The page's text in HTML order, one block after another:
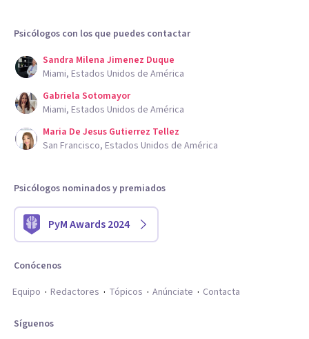
Psicólogos con los que puedes contactar
Sandra Milena Jimenez Duque
Miami, Estados Unidos de América
Gabriela Sotomayor
Miami, Estados Unidos de América
Maria De Jesus Gutierrez Tellez
San Francisco, Estados Unidos de América
Psicólogos nominados y premiados
PyM Awards 2024
Conócenos
Equipo
Redactores Tópicos Anúnciate Contacta
Síguenos